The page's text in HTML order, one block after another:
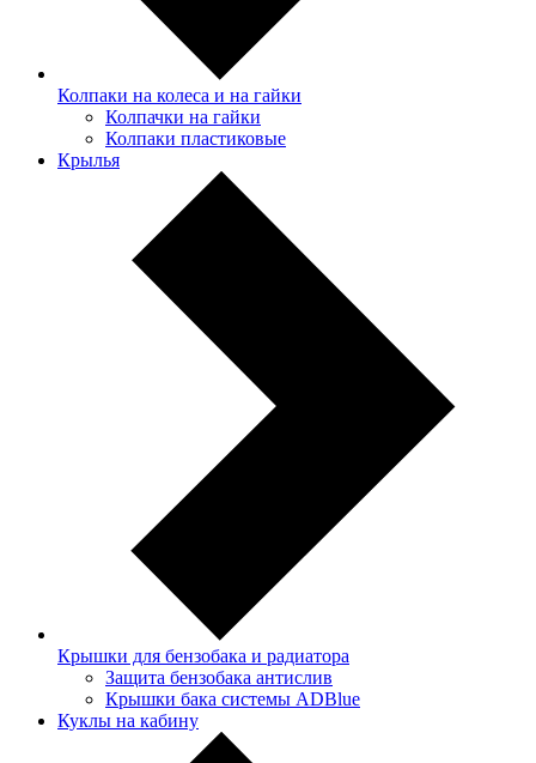
Колпаки на колеса и на гайки
Колпачки на гайки
Колпаки пластиковые
Крылья
Крышки для бензобака и радиатора
Защита бензобака антислив
Крышки бака системы ADBlue
Куклы на кабину